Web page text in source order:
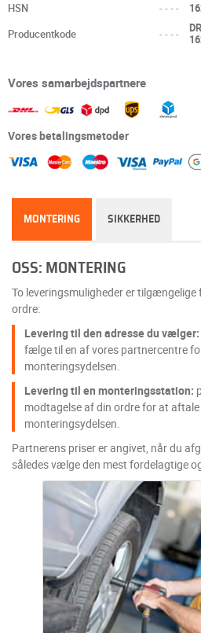
HSN
----
Producentkode
----
Vores samarbejdspartnere
Vores betalingsmetoder
MONTERING SIKKERHED
OSS: MONTERING
To leveringsmuligheder er tilgængelige
ordre:
Levering til den adresse du vælger:
fælge til en af vores partnercentre
monteringsydelsen.
Levering til en monteringsstation:
modtagelse af din ordre for at
monteringsydelsen.
Partnerens priser er angivet, når du
således vælge den mest fordelagtige